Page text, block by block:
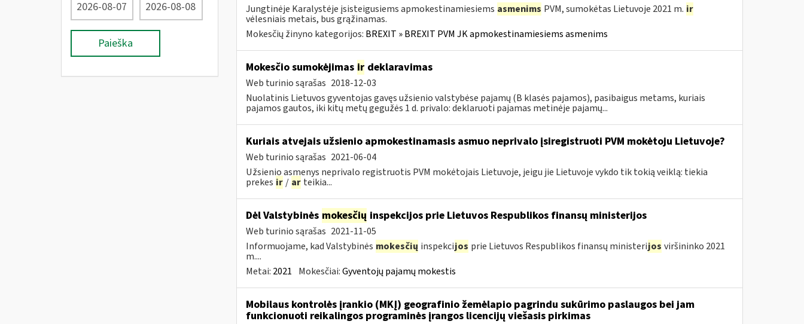
Paieška
Jungtinėje Karalystėje įsisteigusiems apmokestinamiesiems asmenims PVM, sumokėtas Lietuvoje 2021 m. ir
vėlesniais metais, bus grąžinamas.
Mokesčių žinyno kategorijos: BREXIT » BREXIT PVM JK apmokestinamiesiems asmenims
Mokesčio sumokėjimas irdeklaravimas
Web turinio sąrašas 2018-12-03
Nuolatinis Lietuvos gyventojas gavęs užsienio valstybėse pajamų (B klasės pajamos), pasibaigus metams, kuriais
pajamos gautos, iki kitų metų gegužės 1 d. privalo: deklaruoti pajamas metinėje pajamų...
Kuriais atvejais užsienio apmokestinamasis asmuo neprivalo įsiregistruoti PVM mokėtoju Lietuvoje?
Web turinio sąrašas 2021-06-04
Užsienio asmenys neprivalo registruotis PVM mokėtojais Lietuvoje, jeigu jie Lietuvoje vykdo tik tokią veiklą: tiekia
prekes ir / ar teikia...
Dėl Valstybinės mokesčių inspekcijos prie Lietuvos Respublikos finansų ministerijos
Web turinio sąrašas 2021-11-05
Informuojame, kad Valstybinės mokesčių inspekcijos prie Lietuvos Respublikos finansų ministerijos viršininko 2021
m....
Metai: 2021 Mokesčiai:Gyventojų pajamų mokestis
Mobilaus kontrolės įrankio (MKĮ) geografinio žemėlapio pagrindu sukūrimo paslaugos bei jam
funkcionuoti reikalingos programinės įrangos licencijų viešasis pirkimas